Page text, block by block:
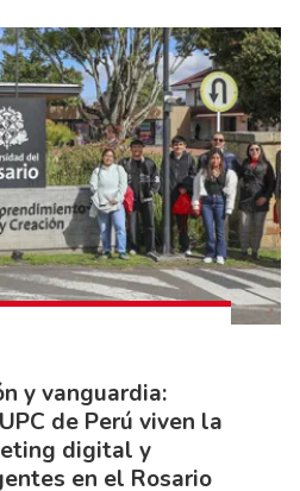
y vanguardia:
de Perú viven la
digital y
en el Rosario